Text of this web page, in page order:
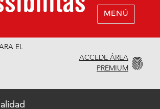
MENÚ
EL
ACCEDE ÁREA
PREMIUM